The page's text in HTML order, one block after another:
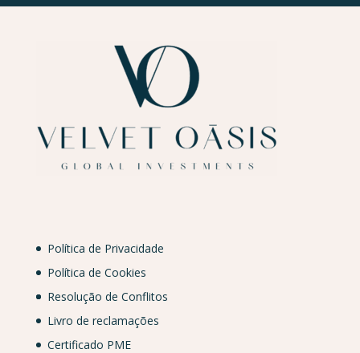
Política de Privacidade
Política de Cookies
Resolução de Conflitos
Livro de reclamações
Certificado PME